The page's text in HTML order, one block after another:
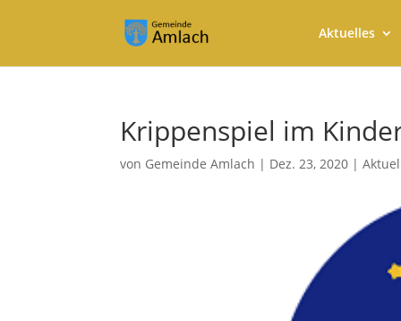
Aktuelles
Krippenspiel im
von Gemeinde Amlach | Dez. 23, 2020 |